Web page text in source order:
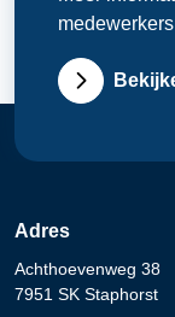
Adres
Achthoevenweg 38
7951 SK Staphorst